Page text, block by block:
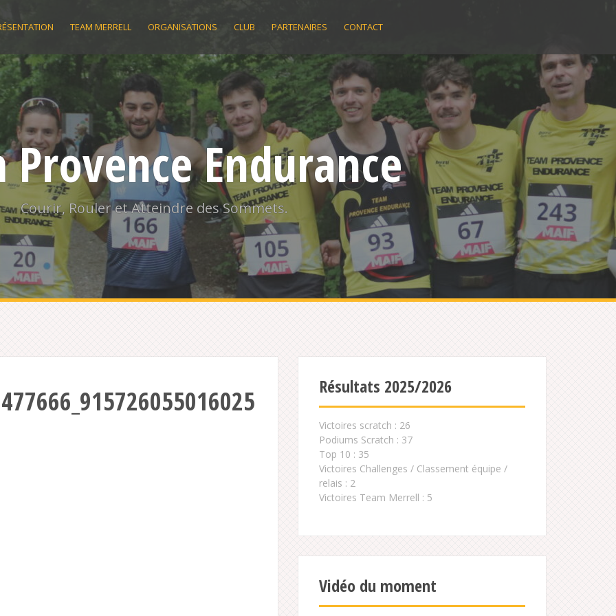
TEAM MERRELL ORGANISATIONS CLUB PARTENAIRES CONTACT
Provence Endurance
Courir, Rouler et Atteindre des Sommets.
Résultats 2025/2026
Victoires scratch : 26
Podiums Scratch : 37
Top 10 : 35
Victoires Challenges / Classement équipe /
relais : 2
Victoires Team Merrell : 5
Vidéo du moment